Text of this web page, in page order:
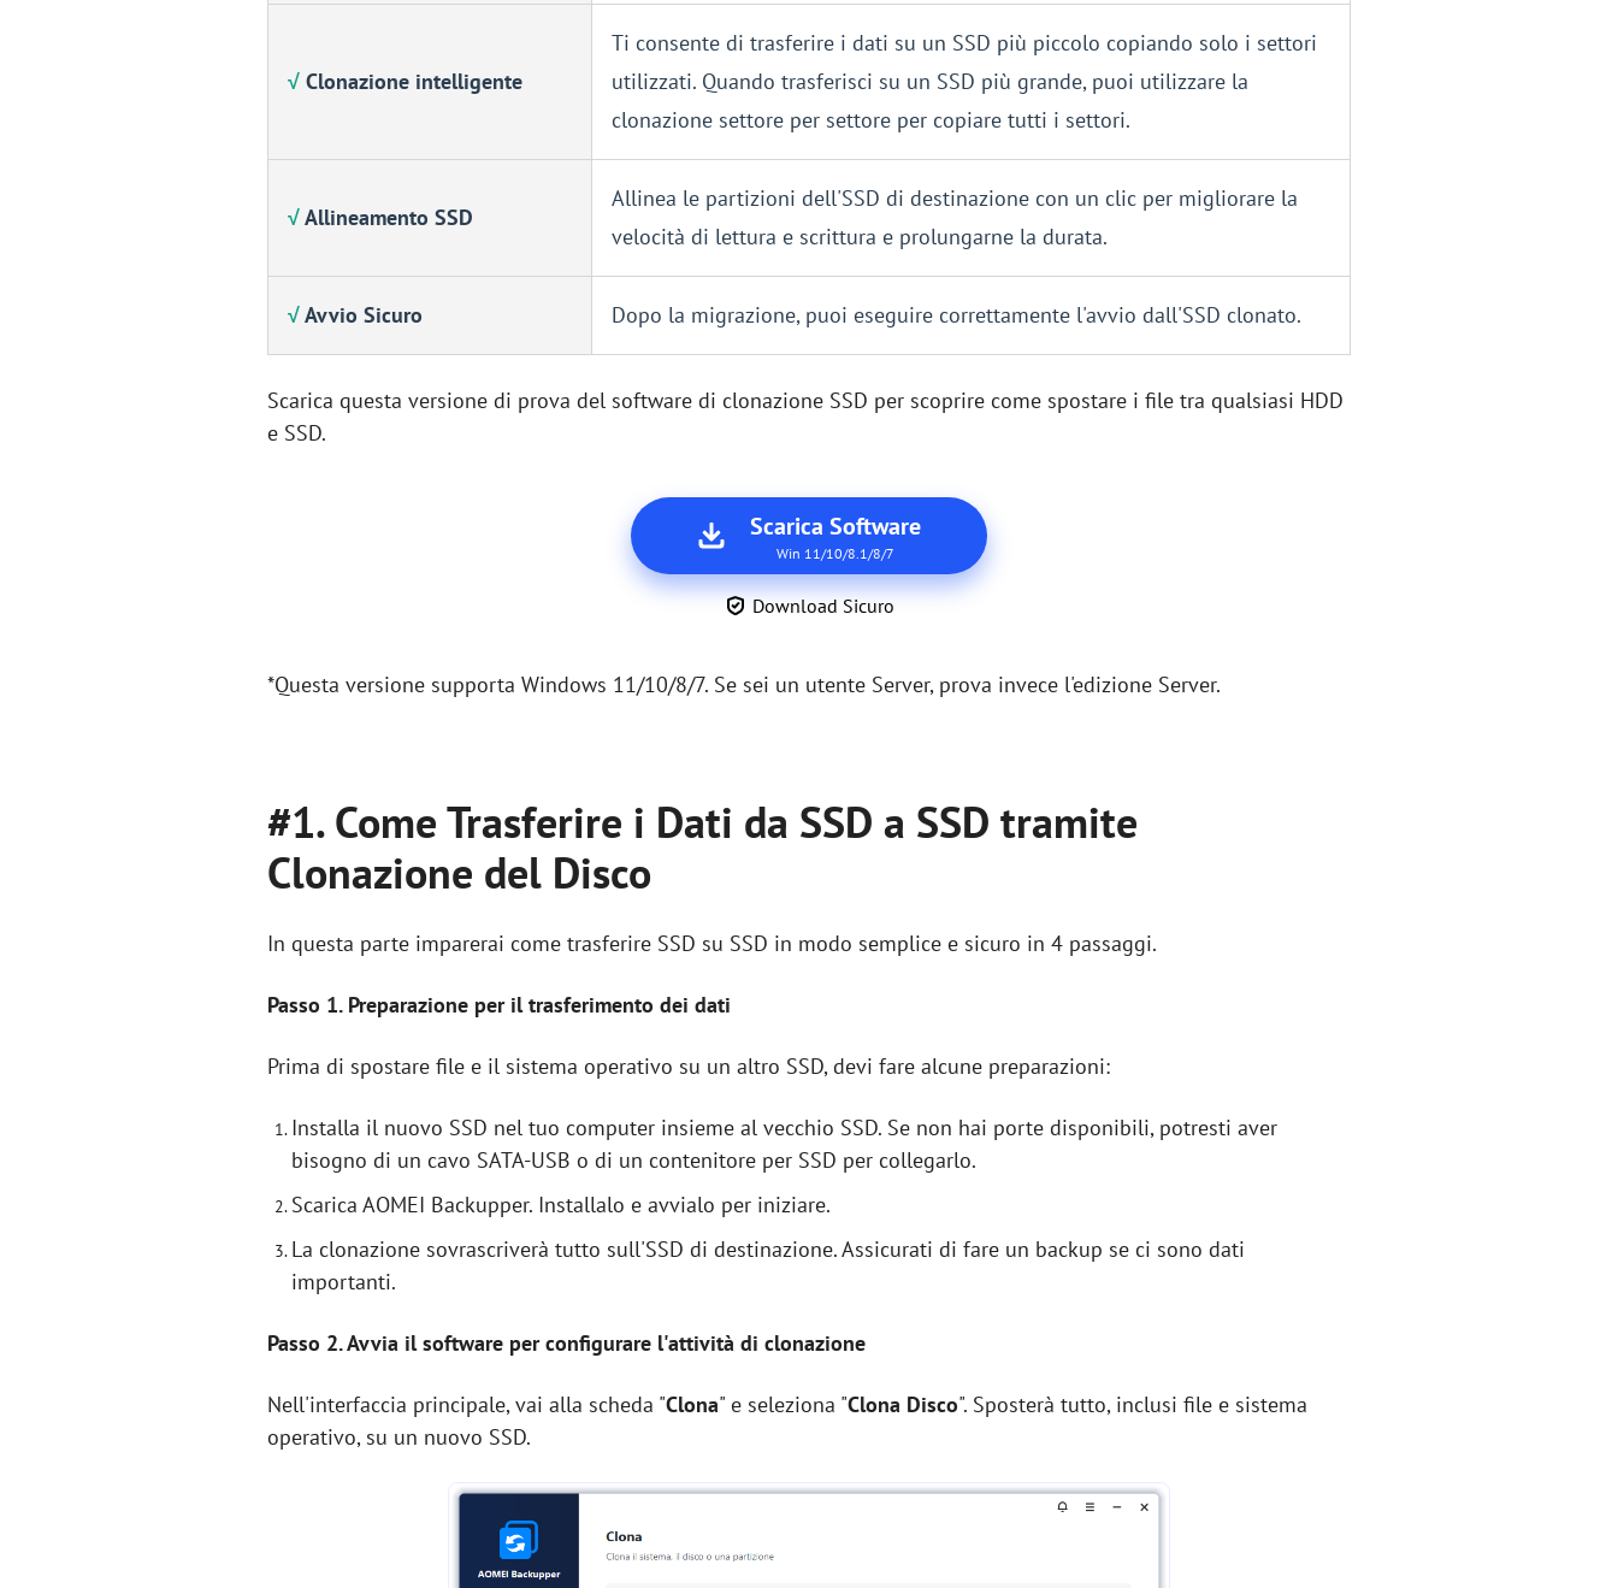
√ Clonazione intelligente
Ti consente di trasferire i dati su un SSD più piccolo copiando solo i settori
utilizzati. Quando trasferisci su un SSD più grande, puoi utilizzare la
clonazione settore per settore per copiare tutti i settori.
√Allineamento SSD
Allinea le partizioni dell'SSD di destinazione con un clic per migliorare la
velocità di lettura e scrittura e prolungarne la durata.
√Avvio Sicuro Dopo la migrazione, puoi eseguire correttamente l'avvio dall'SSD clonato.
Scarica questa versione di prova del software di clonazione SSD per scoprire come spostare i file tra qualsiasi HDD
e SSD.
Scarica Software
Win 11/10/8.1/8/7
Download Sicuro
*Questa versione supporta Windows 11/10/8/7. Se sei un utente Server, prova invece l'edizione Server.
#1. Come Trasferire i Dati da SSD a SSD tramite
Clonazione del Disco
In questa parte imparerai come trasferire SSD su SSD in modo semplice e sicuro in 4 passaggi.
Passo 1. Preparazione per il trasferimento dei dati
Prima di spostare file e il sistema operativo su un altro SSD, devi fare alcune preparazioni:
Installa il nuovo SSD nel tuo computer insieme al vecchio SSD. Se non hai porte disponibili, potresti aver
bisogno di un cavo SATA-USB o di un contenitore per SSD per collegarlo.
Scarica AOMEI Backupper. Installalo e avvialo per iniziare.
La clonazione sovrascriverà tutto sull'SSD di destinazione. Assicurati di fare un backup se ci sono dati
importanti.
Passo 2. Avvia il software per configurare l'attività di clonazione
Nell'interfaccia principale, vai alla scheda "Clona" e seleziona "Clona Disco". Sposterà tutto, inclusi file e sistema
operativo, su un nuovo SSD.